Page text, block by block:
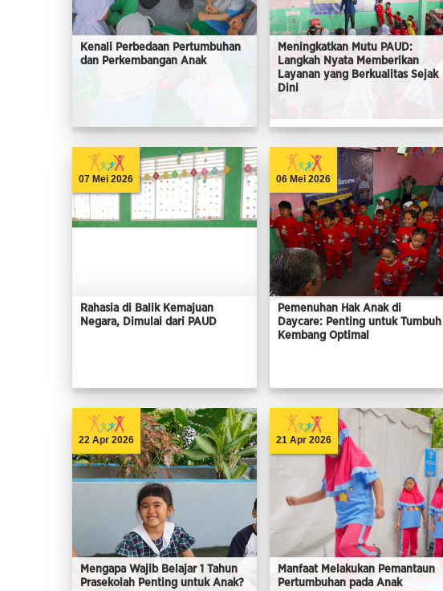
Kenali Perbedaan Pertumbuhan
dan Perkembangan Anak
Meningkatkan Mutu PAUD:
Langkah Nyata Memberikan
Layanan yang Berkualitas Sejak
Dini
07 Mei 2026
Rahasia di Balik Kemajuan
Negara, Dimulai dari PAUD
06 Mei 2026
Pemenuhan Hak Anak di
Daycare: Penting untuk Tumbuh
Kembang Optimal
22 Apr 2026
Mengapa Wajib Belajar 1 Tahun
Prasekolah Penting untuk Anak?
21 Apr 2026
Manfaat Melakukan Pemantaun
Pertumbuhan pada Anak